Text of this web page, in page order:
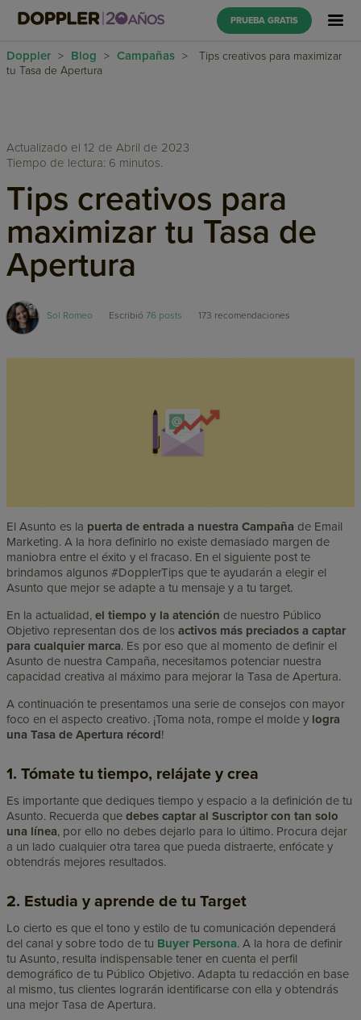
PRUEBA GRATIS
Doppler > Blog > Campañas >
Tips creativos para maximizar
tu Tasa de Apertura
Actualizado el 12 de Abril de 2023
Tiempo de lectura: 6 minutos.
Tips creativos para
maximizar tu Tasa de
Apertura
Sol Romeo Escribió76 posts 173 recomendaciones
El Asunto es la puerta de entrada a nuestra Campaña de Email
Marketing. A la hora definirlo no existe demasiado margen de
maniobra entre el éxito y el fracaso. En el siguiente post te
brindamos algunos #DopplerTips que te ayudarán a elegir el
Asunto que mejor se adapte a tu mensaje y a tu target.
En la actualidad,el tiempo y la atención de nuestro Público
Objetivo representan dos de losactivos más preciados a captar
para cualquier marca. Es por eso que al momento de definir el
Asunto de nuestra Campaña, necesitamos potenciar nuestra
capacidad creativa al máximo para mejorar la Tasa de Apertura.
A continuación te presentamos una serie de consejos con mayor
foco en el aspecto creativo. ¡Toma nota, rompe el molde y logra
una Tasa de Apertura récord!
1. Tómate tu tiempo, relájate y crea
Es importante que dediques tiempo y espacio a la definición de tu
Asunto. Recuerda quedebes captar al Suscriptor con tan solo
una línea, por ello no debes dejarlo para lo último. Procura dejar
a un lado cualquier otra tarea que pueda distraerte, enfócate y
obtendrás mejores resultados.
2. Estudia y aprende de tu Target
Lo cierto es que el tono y estilo de tu comunicación dependerá
del canal y sobre todo de tu Buyer Persona. A la hora de definir
tu Asunto, resulta indispensable tener en cuenta el perfil
demográfico de tu Público Objetivo. Adapta tu redacción en base
al mismo, tus clientes lograrán identificarse con ella y obtendrás
una mejor Tasa de Apertura.